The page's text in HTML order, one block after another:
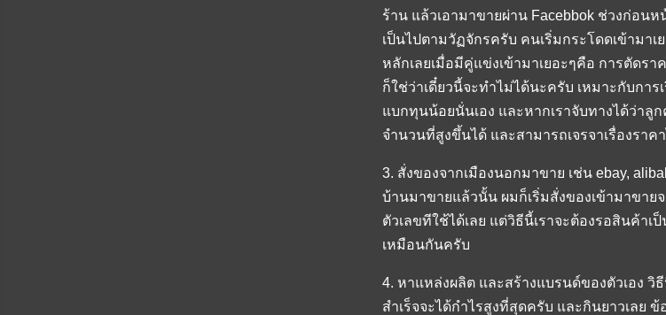
ร้าน แล้วเอามาขายผ่าน Facebbok ช่วงก่อน
เป็นไปตามวัฏจักรครับ คนเริ่มกระโดดเข้ามา
หลักเลยเมื่อมีคู่แข่งเข้ามาเยอะๆคือ การตัด
ก็ใช่ว่าเดี๋ยวนี้จะทำไม่ได้นะครับ เหมาะกับกา
แบกทุนน้อยนั่นเอง และหากเราจับทางได้ว่าลู
จำนวนที่สูงขึ้นได้ และสามารถเจรจาเรื่องราค
3. สั่งของจากเมืองนอกมาขาย เช่น ebay,
บ้านมาขายแล้วนั้น ผมก็เริ่มสั่งของเข้ามาขาย
ตัวเลขทีใช้ได้เลย แต่วิธีนี้เราจะต้องรอสินค้า
เหมือนกันครับ
4. หาแหล่งผลิต และสร้างแบรนด์ของตัวเอง
สำเร็จจะได้กำไรสูงที่สุดครับ และกินยาวเลย